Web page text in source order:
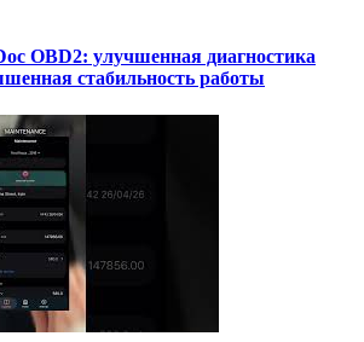
OBD2: улучшенная диагностика
стабильность работы